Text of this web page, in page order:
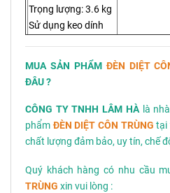
Trọng lượng: 3.6 kg
Sử dụng keo dính
MUA SẢN PHẨMĐÈN DIỆT
ĐÂU ?
CÔNG TY TNHH LÂM HÀlà
phẩm ĐÈN DIỆT CÔN TRÙNG tại
chất lượng đảm bảo, uy tín, chế
Quý khách hàng có nhu cầu
TRÙNG xin vui lòng :